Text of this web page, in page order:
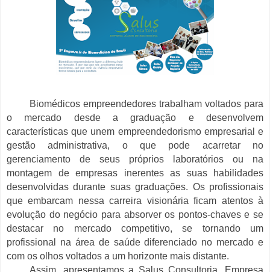
Biomédicosempreendedorestrabalham voltados para
o mercado desde a graduação edesenvolvem
características que unem empreendedorismo empresarial e
gestão administrativa, o que pode acarretar no
gerenciamento de seus próprios laboratórios ou na
montagem de empresas inerentes as suas habilidades
desenvolvidas durante suas graduações. Os profissionais
que embarcam nessa carreira visionária ficam atentos à
evolução do negócio para absorver os pontos-chaves e se
destacar no mercado competitivo, se tornando um
profissional na área de saúde diferenciado no mercado e
com os olhos voltados a um horizonte mais distante.
Assim, apresentamos a Salus Consultoria, Empresa